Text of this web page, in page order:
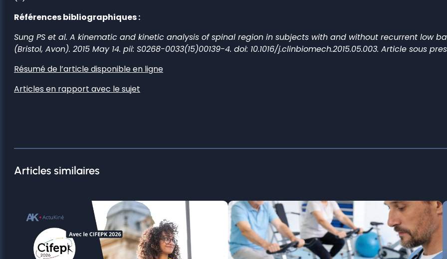
Références bibliographiques :
Sung PS et al. A kinematic and kinetic analysis of spinal region in subjects with and without recurrent low
(Bristol, Avon). 2015 May 14. pii: S0268-0033(15)00139-4. doi: 10.1016/j.clinbiomech.2015.05.003. Article sous
Résumé de l’article disponible en ligne
Articles en rapport avec le sujet
Articles similaires